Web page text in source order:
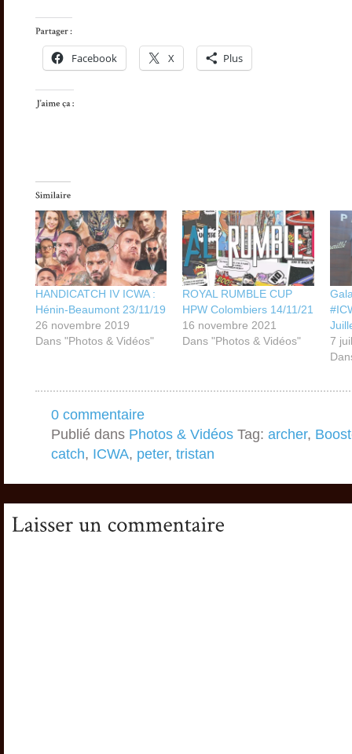
Facebook X Plus
HANDICATCH IV ICWA :
Hénin-Beaumont 23/11/19
26 novembre 2019
Dans "Photos & Vidéos"
ROYAL RUMBLE CUP
HPW Colombiers 14/11/21
16 novembre 2021
Dans "Photos & Vidéos"
7
0 commentaire
Publié dans Photos & Vidéos Tag: archer,
catch, ICWA, peter, tristan